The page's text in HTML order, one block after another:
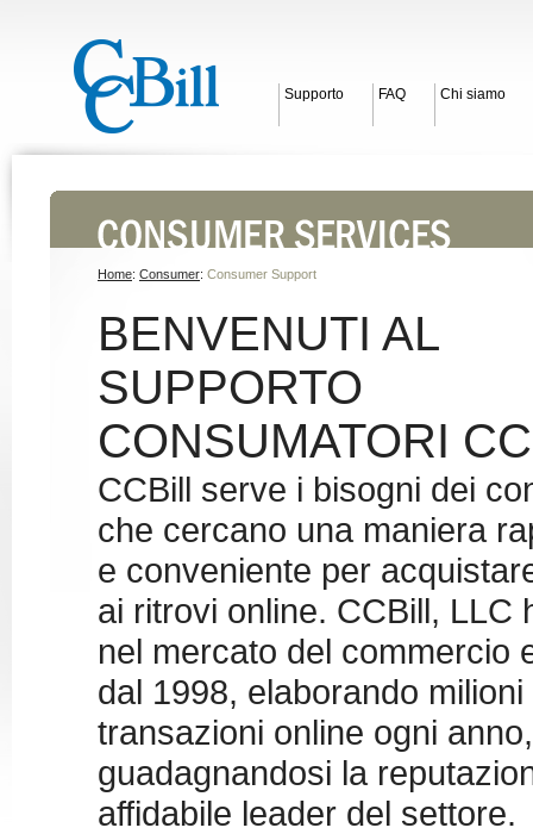
Supporto FAQ Chi siamo
Home: Consumer: Consumer Support
BENVENUTI AL
SUPPORTO
CONSUMATORI
CCBill serve i bisogni dei
che cercano una maniera
e conveniente per
ai ritrovi online. CCBill, LLC
nel mercato del commercio
dal 1998, elaborando milioni
transazioni online ogni anno,
guadagnandosi la
affidabile leader del settore.